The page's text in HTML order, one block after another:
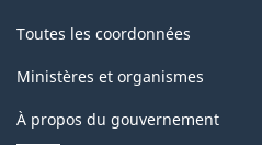
la
classification
Toutes les coordonnées
Ministères et organismes
À propos du gouvernement